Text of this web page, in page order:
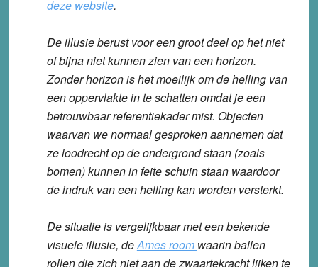
deze website.
De illusie berust voor een groot deel op het niet
of bijna niet kunnen zien van een horizon.
Zonder horizon is het moeilijk om de helling van
een oppervlakte in te schatten omdat je een
betrouwbaar referentiekader mist. Objecten
waarvan we normaal gesproken aannemen dat
ze loodrecht op de ondergrond staan (zoals
bomen) kunnen in feite schuin staan waardoor
de indruk van een helling kan worden versterkt.
De situatie is vergelijkbaar met een bekende
visuele illusie, deAmes room waarin ballen
rollen die zich niet aan de zwaartekracht lijken te